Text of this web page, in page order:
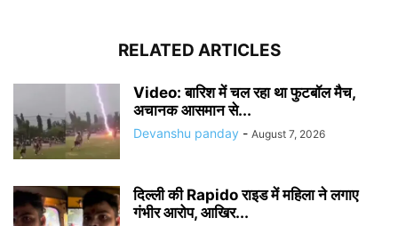
RELATED ARTICLES
Video: बारिश में चल रहा था फुटबॉल मैच,
अचानक आसमान से...
Devanshu panday - August 7, 2026
दिल्ली की Rapido राइड में महिला ने लगाए
गंभीर आरोप, आखिर...